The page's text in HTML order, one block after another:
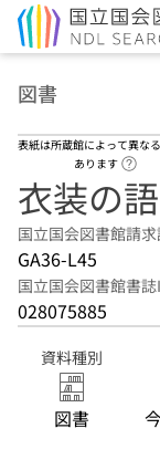
図書
表紙は所蔵館によって異な
あります
衣装の
国立国会図書館請
GA36-L45
国立国会図書館書誌
028075885
資料種別
図書